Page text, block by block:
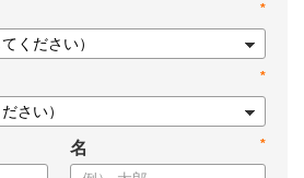
*
*
*
名